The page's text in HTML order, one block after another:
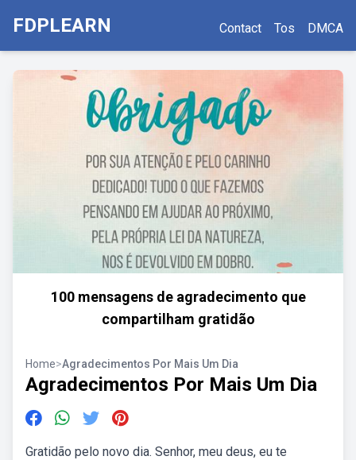
FDPLEARN Contact Tos DMCA
100 mensagens de agradecimento que
compartilham gratidão
Home>Agradecimentos Por Mais Um Dia
Agradecimentos Por Mais Um Dia
Gratidão pelo novo dia. Senhor, meu deus, eu te